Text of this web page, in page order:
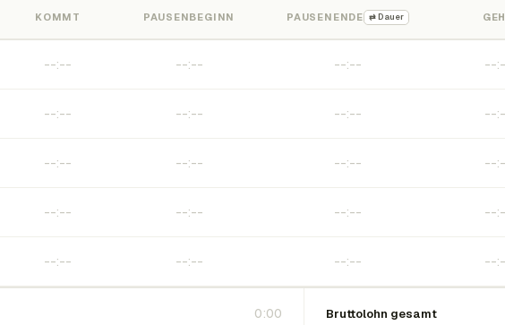
KOMMT PAUSENBEGINN PAUSENENDE ⇄ Dauer
0:00 Bruttolohn gesamt